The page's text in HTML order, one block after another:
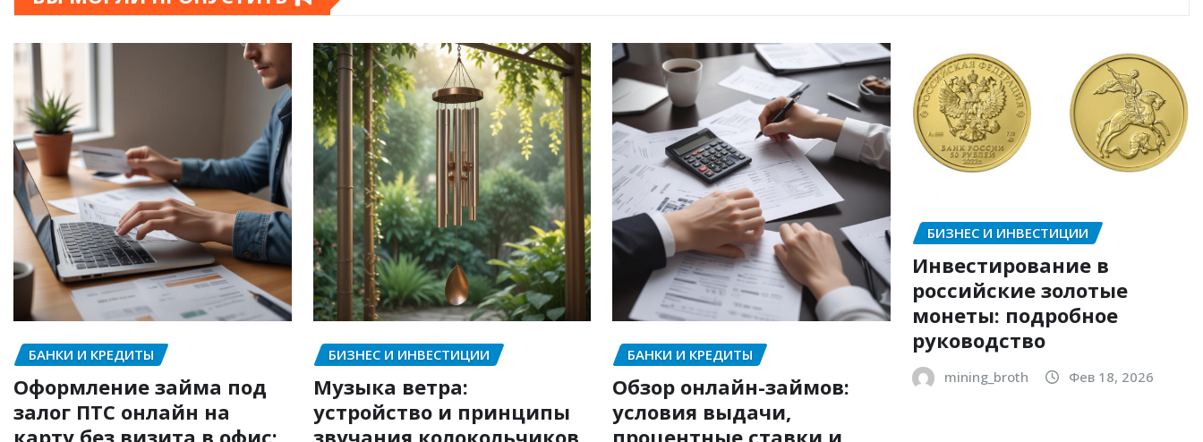
БАНКИ И КРЕДИТЫ
Оформление займа под
залог ПТС онлайн на
БИЗНЕС И ИНВЕСТИЦИИ
Музыка ветра:
устройство и принципы
БАНКИ И КРЕДИТЫ
Обзор онлайн-займов:
условия выдачи,
БИЗНЕС И ИНВЕСТИЦИИ
Инвестирование в
российские золотые
монеты: подробное
руководство
mining_broth Фев 18, 2026